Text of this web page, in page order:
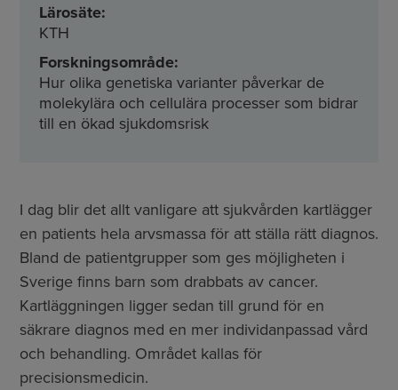
Lärosäte:
KTH
Forskningsområde:
Hur olika genetiska varianter påverkar de
molekylära och cellulära processer som bidrar
till en ökad sjukdomsrisk
I dag blir det allt vanligare att sjukvården kartlägger
en patients hela arvsmassa för att ställa rätt diagnos.
Bland de patientgrupper som ges möjligheten i
Sverige finns barn som drabbats av cancer.
Kartläggningen ligger sedan till grund för en
säkrare diagnos med en mer individanpassad vård
och behandling. Området kallas för
precisionsmedicin.